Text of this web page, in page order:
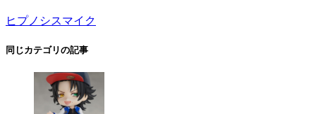
ヒプノシスマイク
同じカテゴリの記事